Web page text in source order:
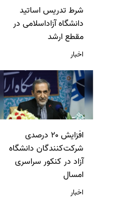
شرط تدریس اساتید
دانشگاه آزاداسلامی در
مقطع ارشد
اخبار
افزایش ۲۰ درصدی
شرکت‌کنندگان دانشگاه
آزاد در کنکور سراسری
امسال
اخبار